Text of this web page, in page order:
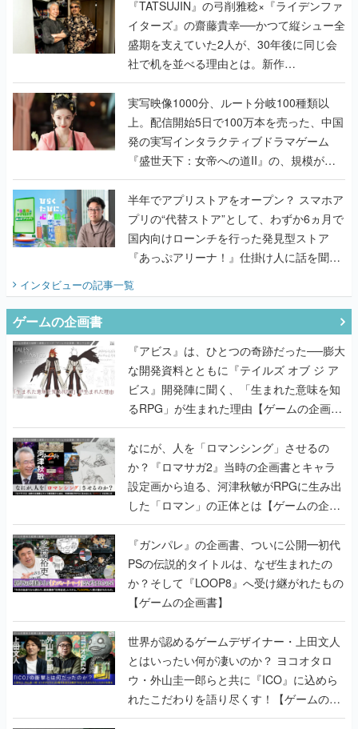
く
『TATSUJIN』の弓削雅稔×『ライデンファ
イターズ』の齋藤貴幸──かつて縦シュー全
盛期を支えていた2人が、30年後に同じ会
社で机を並べる理由とは。新作
『TATSUJIN EXTREME』で初タッグを組
んだレジェンド2人に訊く開発秘話
実写映像1000分、ルート分岐100種類以
上。配信開始5日で100万本を売った、中国
発の実写インタラクティブドラマゲーム
『盛世天下：女帝への道II』の、規模が違
うこだわりをプロデューサーに聞いた
半年でアプリストアをオープン？ スマホア
プリの“代替ストア”として、わずか6ヵ月で
国内向けローンチを行った発見型ストア
『あっぷアリーナ！』仕掛け人に話を聞い
てみた
インタビューの記事一覧
ゲームの企画書
『アビス』は、ひとつの奇跡だった──膨大
な開発資料とともに『テイルズ オブ ジ ア
ビス』開発陣に聞く、「生まれた意味を知
るRPG」が生まれた理由【ゲームの企画
書】
なにが、人を「ロマンシング」させるの
か？『ロマサガ2』当時の企画書とキャラ
設定画から迫る、河津秋敏がRPGに生み出
した「ロマン」の正体とは【ゲームの企画
書】
『ガンパレ』の企画書、ついに公開━初代
PSの伝説的タイトルは、なぜ生まれたの
か？そして『LOOP8』へ受け継がれたもの
【ゲームの企画書】
世界が認めるゲームデザイナー・上田文人
とはいったい何が凄いのか？ ヨコオタロ
ウ・外山圭一郎らと共に『ICO』に込めら
れたこだわりを語り尽くす！【ゲームの企
画書】